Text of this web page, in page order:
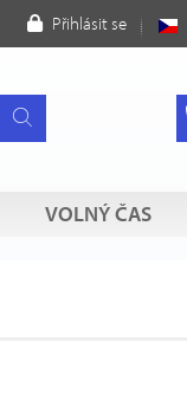
Přihlásit se
VOLNÝ ČAS